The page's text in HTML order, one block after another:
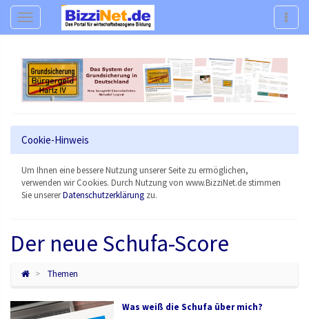
Navigation
Cookie-Hinweis
Um Ihnen eine bessere Nutzung unserer Seite zu ermöglichen,
verwenden wir Cookies. Durch Nutzung von www.BizziNet.de stimmen
Sie unsererDatenschutzerklärung zu.
Der neue Schufa-Score
Themen
Was weiß die Schufa über mich?